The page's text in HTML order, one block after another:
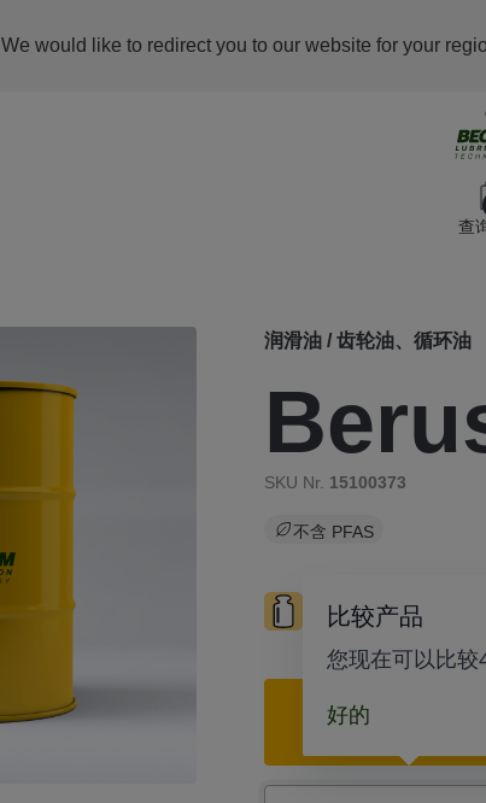
查
We would like to redirect you to our website for your
润滑油 / 齿轮油、循环油
SKU Nr. 15100373
不含 PFAS
高负荷 低温
比较产品
您现在可以比较
好的